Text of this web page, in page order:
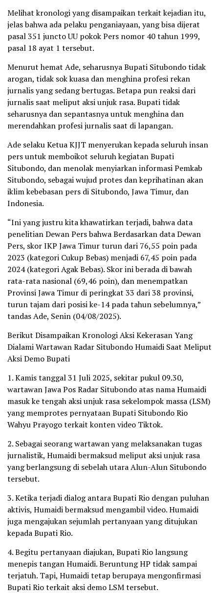
Melihat kronologi yang disampaikan terkait kejadian itu,
jelas bahwa ada pelaku penganiayaan, yang bisa dijerat
pasal 351 juncto UU pokok Pers nomor 40 tahun 1999,
pasal 18 ayat 1 tersebut.
Menurut hemat Ade, seharusnya Bupati Situbondo tidak
arogan, tidak sok kuasa dan menghina profesi rekan
jurnalis yang sedang bertugas. Betapa pun reaksi dari
jurnalis saat meliput aksi unjuk rasa. Bupati tidak
seharusnya dan sepantasnya untuk menghina dan
merendahkan profesi jurnalis saat di lapangan.
Ade selaku Ketua KJJT menyerukan kepada seluruh insan
pers untuk memboikot seluruh kegiatan Bupati
Situbondo, dan menolak menyiarkan informasi Pemkab
Situbondo, sebagai wujud protes dan keprihatinan akan
iklim kebebasan pers di Situbondo, Jawa Timur, dan
Indonesia.
“Ini yang justru kita khawatirkan terjadi, bahwa data
penelitian Dewan Pers bahwa Berdasarkan data Dewan
Pers, skor IKP Jawa Timur turun dari 76,55 poin pada
2023 (kategori Cukup Bebas) menjadi 67,45 poin pada
2024 (kategori Agak Bebas). Skor ini berada di bawah
rata-rata nasional (69,46 poin), dan menempatkan
Provinsi Jawa Timur di peringkat 33 dari 38 provinsi,
turun tajam dari posisi ke-14 pada tahun sebelumnya,”
tandas Ade, Senin (04/08/2025).
Berikut Disampaikan Kronologi Aksi Kekerasan Yang
Dialami Wartawan Radar Situbondo Humaidi Saat Meliput
Aksi Demo Bupati
1. Kamis tanggal 31 Juli 2025, sekitar pukul 09.30,
wartawan Jawa Pos Radar Situbondo atas nama Humaidi
masuk ke tengah aksi unjuk rasa sekelompok massa (LSM)
yang memprotes pernyataan Bupati Situbondo Rio
Wahyu Prayogo terkait konten video Tiktok.
2. Sebagai seorang wartawan yang melaksanakan tugas
jurnalistik, Humaidi bermaksud meliput aksi unjuk rasa
yang berlangsung di sebelah utara Alun-Alun Situbondo
tersebut.
3. Ketika terjadi dialog antara Bupati Rio dengan puluhan
aktivis, Humaidi bermaksud mengambil video. Humaidi
juga mengajukan sejumlah pertanyaan yang ditujukan
kepada Bupati Rio.
4. Begitu pertanyaan diajukan, Bupati Rio langsung
menepis tangan Humaidi. Beruntung HP tidak sampai
terjatuh. Tapi, Humaidi tetap berupaya mengonfirmasi
Bupati Rio terkait aksi demo LSM tersebut.